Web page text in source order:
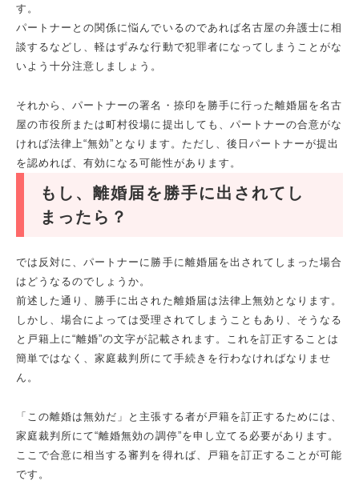
す。
パートナーとの関係に悩んでいるのであれば名古屋の弁護士に相
談するなどし、軽はずみな行動で犯罪者になってしまうことがな
いよう十分注意しましょう。
それから、パートナーの署名・捺印を勝手に行った離婚届を名古
屋の市役所または町村役場に提出しても、パートナーの合意がな
ければ法律上“無効”となります。ただし、後日パートナーが提出
を認めれば、有効になる可能性があります。
もし、離婚届を勝手に出されてし
まったら？
では反対に、パートナーに勝手に離婚届を出されてしまった場合
はどうなるのでしょうか。
前述した通り、勝手に出された離婚届は法律上無効となります。
しかし、場合によっては受理されてしまうこともあり、そうなる
と戸籍上に“離婚”の文字が記載されます。これを訂正することは
簡単ではなく、家庭裁判所にて手続きを行わなければなりませ
ん。
「この離婚は無効だ」と主張する者が戸籍を訂正するためには、
家庭裁判所にて“離婚無効の調停”を申し立てる必要があります。
ここで合意に相当する審判を得れば、戸籍を訂正することが可能
です。